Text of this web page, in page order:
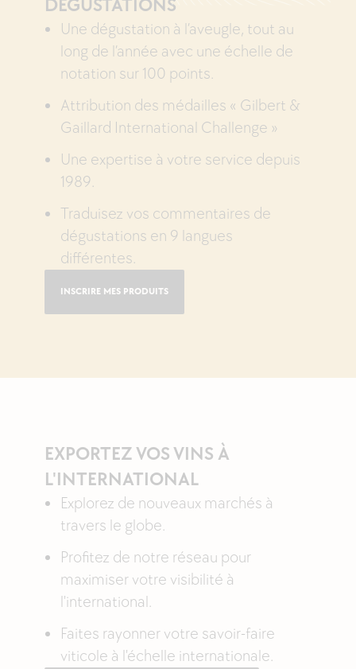
DÉGUSTATIONS
Une dégustation à l’aveugle, tout au
long de l’année avec une échelle de
notation sur 100 points.
Attribution des médailles « Gilbert &
Gaillard International Challenge »
Une expertise à votre service depuis
1989.
Traduisez vos commentaires de
dégustations en 9 langues
différentes.
INSCRIRE MES PRODUITS
EXPORTEZ VOS VINS À
L'INTERNATIONAL
Explorez de nouveaux marchés à
travers le globe.
Profitez de notre réseau pour
maximiser votre visibilité à
l'international.
Faites rayonner votre savoir-faire
viticole à l'échelle internationale.